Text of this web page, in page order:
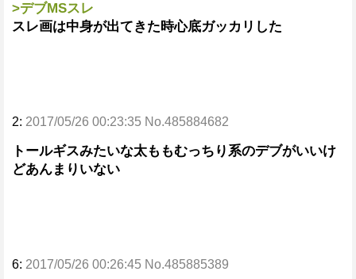
>デブMSスレ
スレ画は中身が出てきた時心底ガッカリした
2: 2017/05/26 00:23:35 No.485884682
トールギスみたいな太ももむっちり系のデブがいいけ
どあんまりいない
6: 2017/05/26 00:26:45 No.485885389